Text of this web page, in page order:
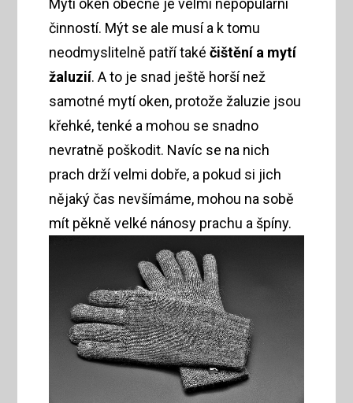
Mytí oken obecně je velmi nepopulární
činností. Mýt se ale musí a k tomu
neodmyslitelně patří takéčištění a mytí
žaluzií. A to je snad ještě horší než
samotné mytí oken, protože žaluzie jsou
křehké, tenké a mohou se snadno
nevratně poškodit. Navíc se na nich
prach drží velmi dobře, a pokud si jich
nějaký čas nevšímáme, mohou na sobě
mít pěkně velké nánosy prachu a špíny.